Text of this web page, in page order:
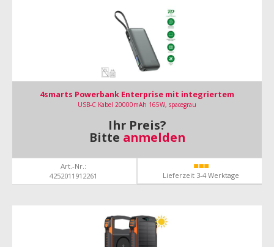
4smarts Powerbank Enterprise mit integriertem
USB-C Kabel 20000mAh 165W, spacegrau
Ihr Preis?
Bitte anmelden
Art.-Nr.:
4252011912261
Lieferzeit 3-4 Werktage